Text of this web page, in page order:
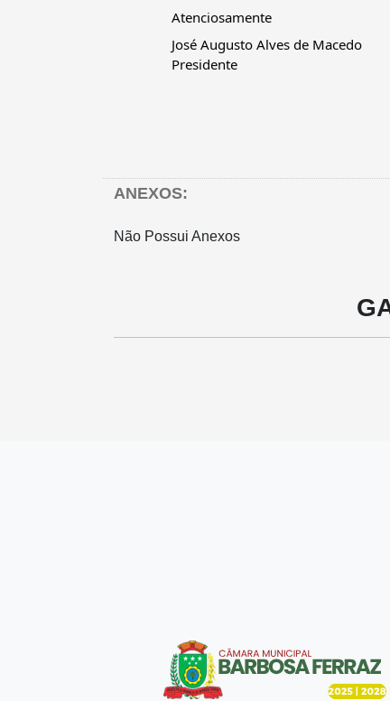
		Atenciosamente
		José Augusto Alves de Macedo
		Presidente
ANEXOS:
Não Possui Anexos